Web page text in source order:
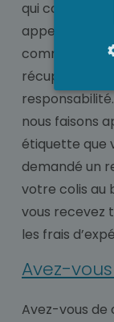
qui concerne
appel à
commande à
récupéré de
nous faisons
étiquette que
demandé un
votre colis au
vous recevez
les frais
Avez-
Avez-vous de